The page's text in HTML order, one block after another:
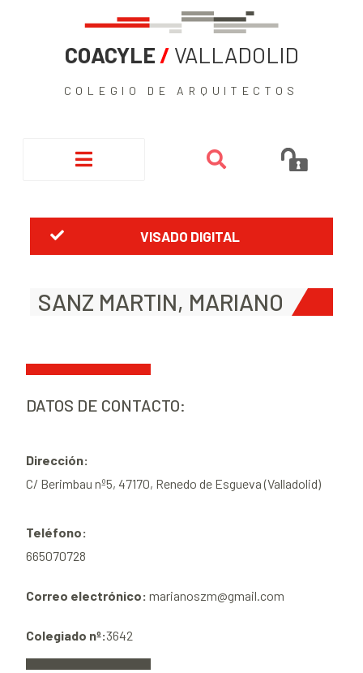
COACYLE / VALLADOLID
COLEGIO DE ARQUITECTOS
VISADO DIGITAL
SANZ MARTIN, MARIANO
DATOS DE CONTACTO:
Dirección:
C/ Berimbau nº5, 47170, Renedo de Esgueva (Valladolid)
Teléfono:
665070728
Correo electrónico: marianoszm@gmail.com
Colegiado nº:3642